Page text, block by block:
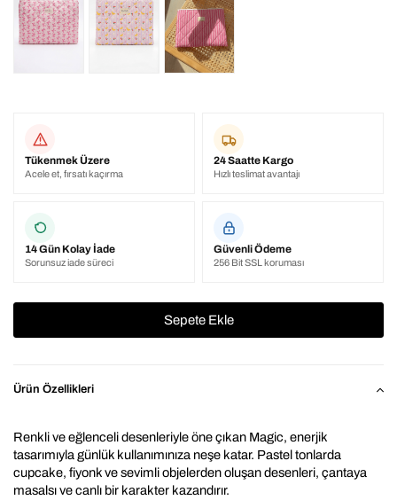
Tükenmek Üzere
Acele et, fırsatı kaçırma
24 Saatte Kargo
Hızlı teslimat avantajı
14 Gün Kolay İade
Sorunsuz iade süreci
Güvenli Ödeme
256 Bit SSL koruması
Ürün Özellikleri
Renkli ve eğlenceli desenleriyle öne çıkan Magic, enerjik
tasarımıyla günlük kullanımınıza neşe katar. Pastel tonlarda
cupcake, fiyonk ve sevimli objelerden oluşan desenleri, çantaya
masalsı ve canlı bir karakter kazandırır.